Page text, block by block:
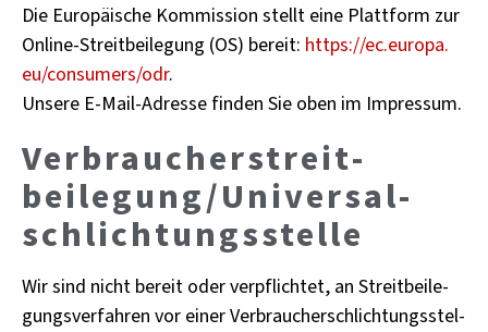
Die Eu­ro­päi­sche Kom­mis­si­on stellt eine Platt­form zur
On­line-Streit­bei­le­gung (OS) be­reit: https://​ec.​europa.​
eu/​consumers/​odr.
Un­se­re E-Mail-Adres­se fin­den Sie oben im Im­pres­sum.
Verbraucher­streit­
beilegung/Universal­
schlichtungs­stelle
Wir sind nicht be­reit oder ver­pflich­tet, an Streit­bei­le­
gungs­ver­fah­ren vor einer Ver­brau­cher­schlich­tungs­stel­